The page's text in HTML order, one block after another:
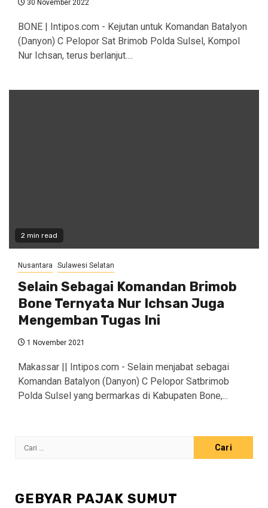
30 November 2022
BONE | Intipos.com - Kejutan untuk Komandan Batalyon
(Danyon) C Pelopor Sat Brimob Polda Sulsel, Kompol
Nur Ichsan, terus berlanjut....
2 min read
Nusantara Sulawesi Selatan
Selain Sebagai Komandan Brimob
Bone Ternyata Nur Ichsan Juga
Mengemban Tugas Ini
1 November 2021
Makassar || Intipos.com - Selain menjabat sebagai
Komandan Batalyon (Danyon) C Pelopor Satbrimob
Polda Sulsel yang bermarkas di Kabupaten Bone,...
Cari
GEBYAR PAJAK SUMUT